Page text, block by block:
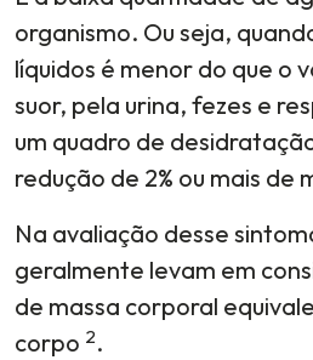
organismo. Ou seja,
líquidos é menor do que o
suor, pela urina, fezes e
um quadro de
redução de 2% ou mais de
Na avaliação desse
geralmente levam em
de massa corporal
corpo 2.